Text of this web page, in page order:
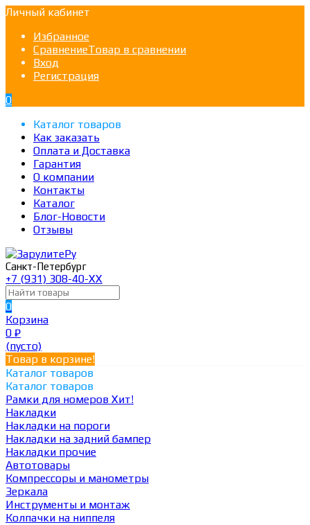
Личный кабинет
Избранное
СравнениеТовар в сравнении
Вход
Регистрация
0
Каталог товаров
Как заказать
Оплата и Доставка
Гарантия
О компании
Контакты
Каталог
Блог-Новости
Отзывы
Санкт-Петербург
+7 (931) 308-40-ХХ
0
Корзина
0 ₽
(пусто)
Товар в корзине!
Каталог товаров
Каталог товаров
Рамки для номеров Хит!
Накладки
Накладки на пороги
Накладки на задний бампер
Накладки прочие
Автотовары
Компрессоры и манометры
Зеркала
Инструменты и монтаж
Колпачки на ниппеля